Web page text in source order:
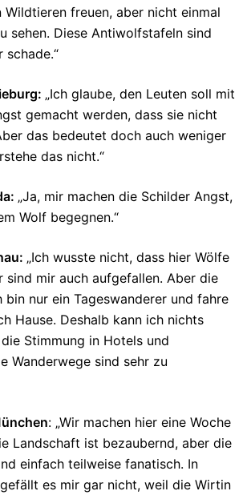
freuen, aber nicht einmal
sehen. Diese Antiwolfstafeln sind
schade.“
„Ich glaube, den Leuten soll mit
gemacht werden, dass sie nicht
das bedeutet doch auch weniger
das nicht.“
„Ja, mir machen die Schilder Angst,
Wolf begegnen.“
„Ich wusste nicht, dass hier Wölfe
sind mir auch aufgefallen. Aber die
bin nur ein Tageswanderer und fahre
Hause. Deshalb kann ich nichts
Stimmung in Hotels und
Wanderwege sind sehr zu
: „Wir machen hier eine Woche
Landschaft ist bezaubernd, aber die
einfach teilweise fanatisch. In
es mir gar nicht, weil die Wirtin